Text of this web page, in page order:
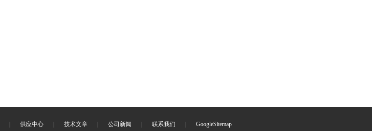
供应中心 技术文章 公司新闻 联系我们 GoogleSitemap